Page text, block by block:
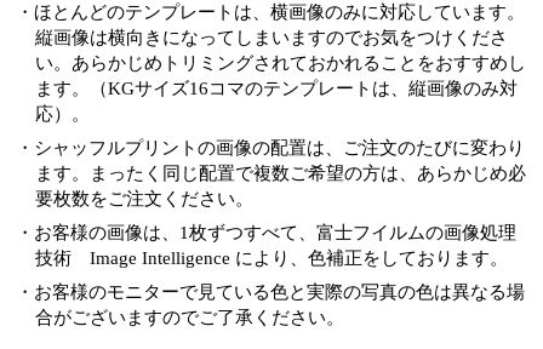
・ほとんどのテンプレートは、横画像のみに対応しています。
縦画像は横向きになってしまいますのでお気をつけくださ
い。あらかじめトリミングされておかれることをおすすめし
ます。（KGサイズ16コマのテンプレートは、縦画像のみ対
応）。
・シャッフルプリントの画像の配置は、ご注文のたびに変わり
ます。まったく同じ配置で複数ご希望の方は、あらかじめ必
要枚数をご注文ください。
・お客様の画像は、1枚ずつすべて、富士フイルムの画像処理
技術 Image Intelligence により、色補正をしております。
・お客様のモニターで見ている色と実際の写真の色は異なる場
合がございますのでご了承ください。